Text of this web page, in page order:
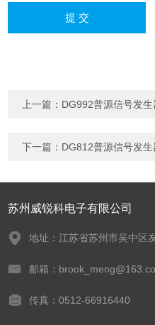
上一篇： DG992普源信号发生
下一篇： DG812普源信号发生
苏州威锐科电子有限公司
地址：江苏省苏州市吴中区
邮箱：
传真：0512-66916440